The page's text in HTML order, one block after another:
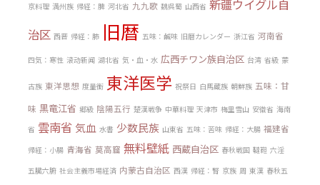
京料理 満州族 帰経：脾 河北省 九九歌 魏呉蜀 山西省 新疆ウイグル自
治区 西晋 帰経：肺 旧暦 五味：鹹味 旧暦カレンダー 浙江省 河南省
四気：寒性 滚动新闻 湖北省 気・血・水 広西チワン族自治区 台湾 省級 蒙
古族 東洋思想 度量衡 東洋医学 祝祭日 白馬蔵族 朝鮮族 五味：甘
味 黒竜江省 郷級 陰陽五行 楚漢戦争 中華料理 天津市 梅里雪山 安徽省 海南
省 雲南省 気血 水書 少数民族 山東省 五味：苦味 帰経：大腸 福建省
帰経：小腸 青海省 莫高窟 無料壁紙 西蔵自治区 春秋戦国 韃靼 六淫
五臓六腑 社会主義市場経済 内蒙古自治区 西漢 帰経：腎 京族 周 東漢 春秋五